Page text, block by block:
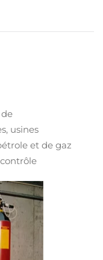
usines
et de gaz